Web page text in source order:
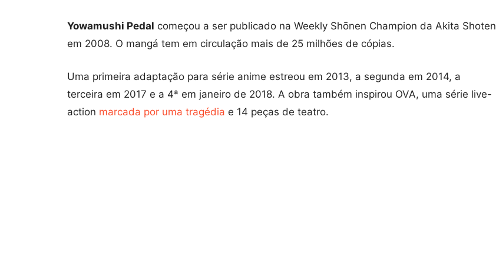
Yowamushi Pedal começou a ser publicado na Weekly Shōnen Champion da Akita Shoten
em 2008. O mangá tem em circulação mais de 25 milhões de cópias.
Uma primeira adaptação para série anime estreou em 2013, a segunda em 2014, a
terceira em 2017 e a 4ª em janeiro de 2018. A obra também inspirou OVA, uma série live-
action marcada por uma tragédia e 14 peças de teatro.